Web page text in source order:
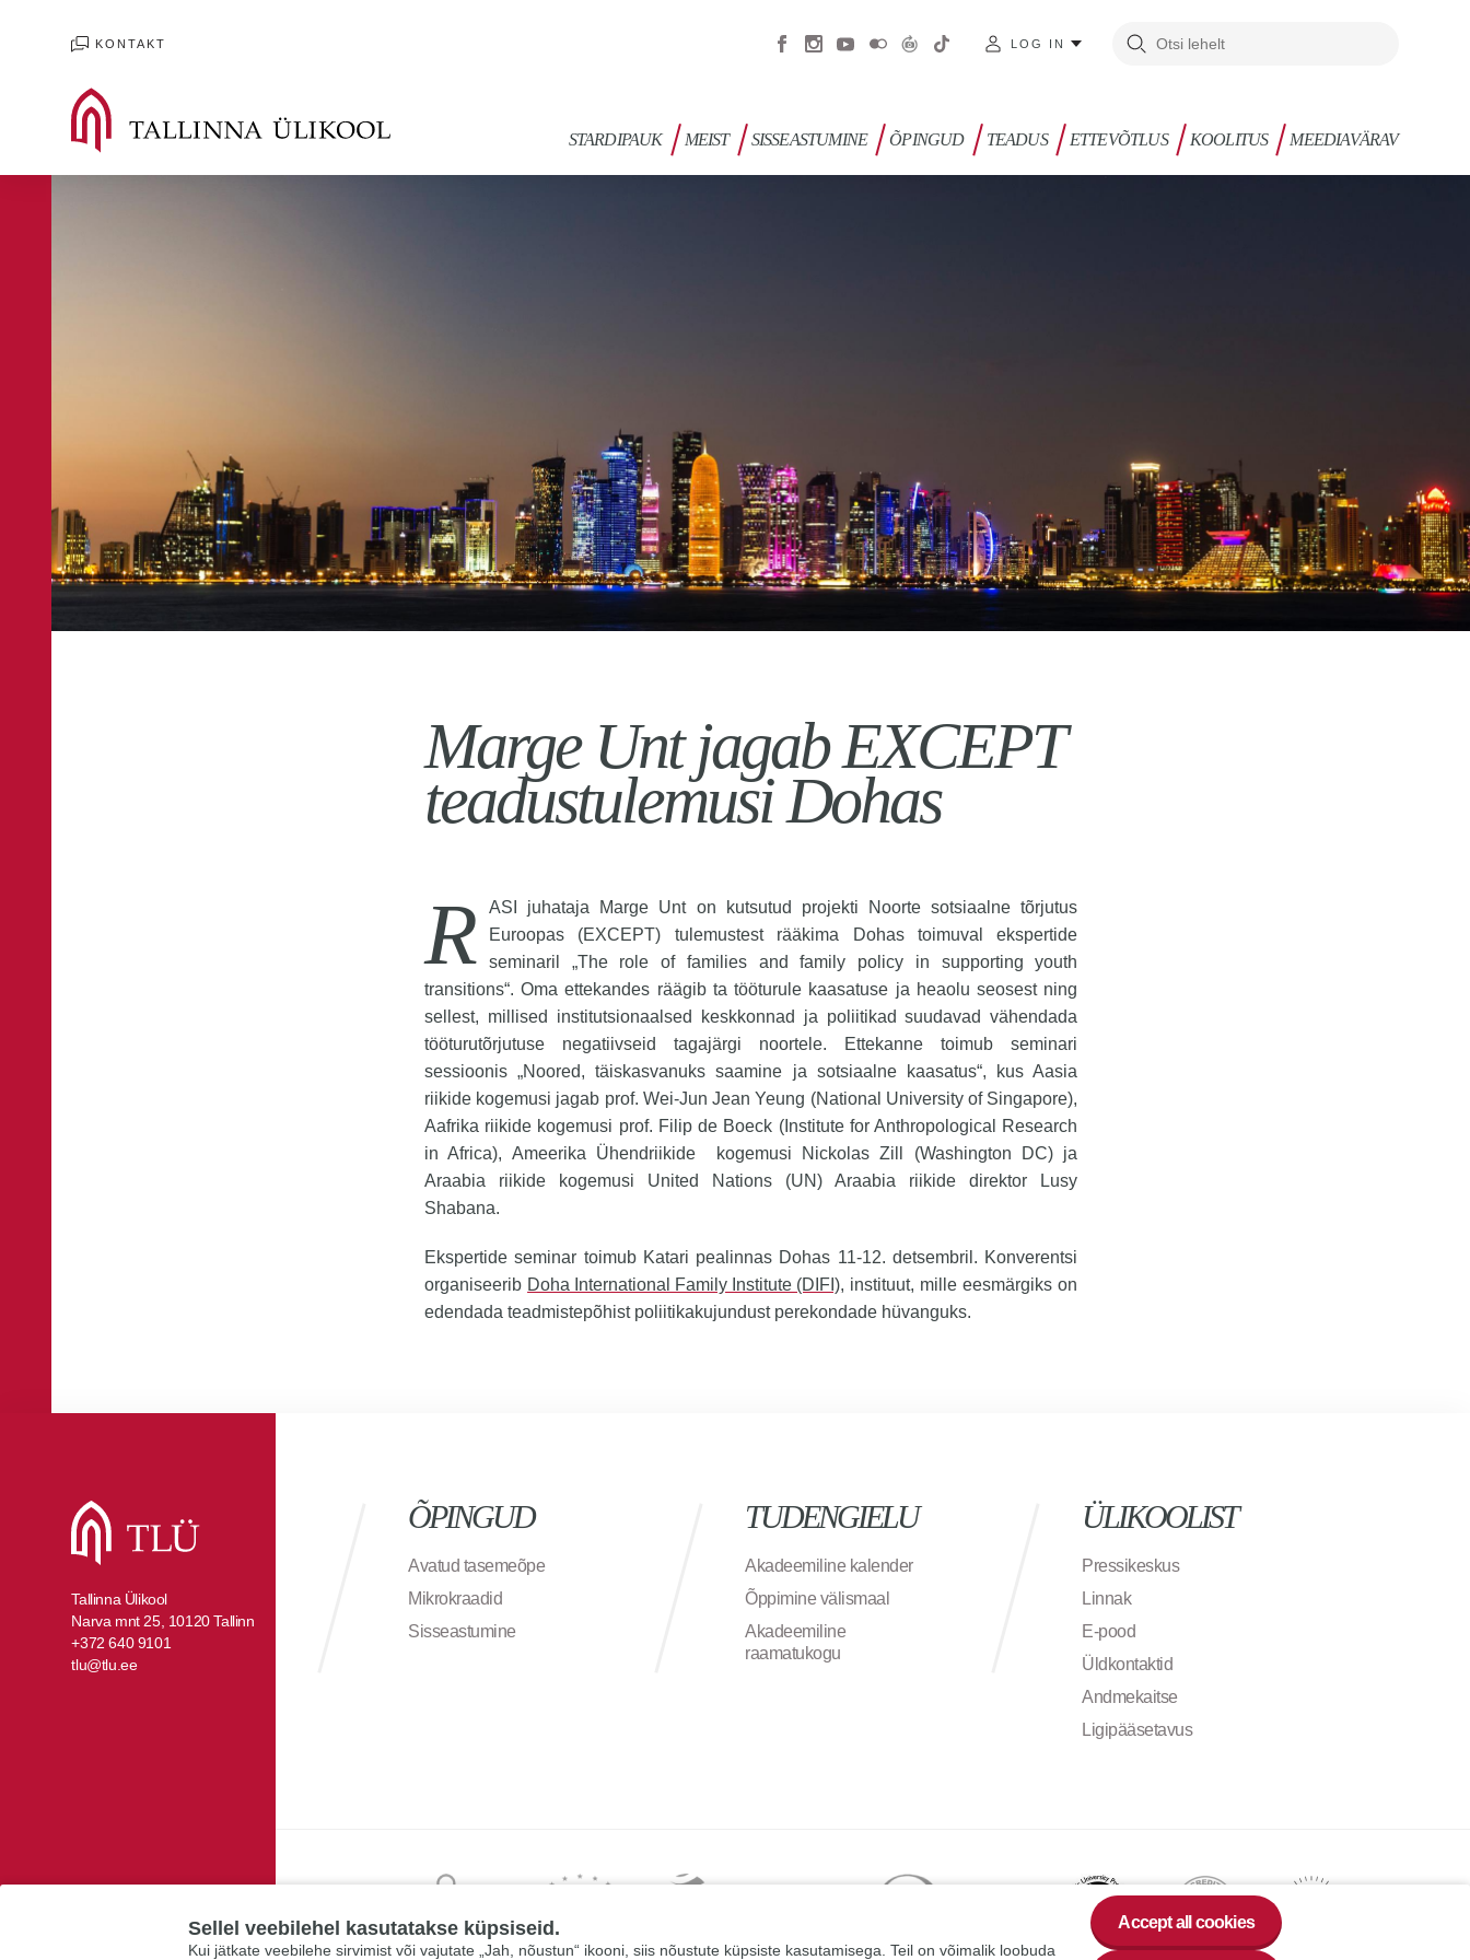
KONTAKT LOG IN
STARDIPAUK MEIST SISSEASTUMINE ÕPINGUD TEADUS ETTEVÕTLUS KOOLITUS MEEDIAVÄRAV
Marge Unt jagab EXCEPT
teadustulemusi Dohas
R
ASI juhataja Marge Unt on kutsutud projekti Noorte sotsiaalne tõrjutus
Euroopas (EXCEPT) tulemustest rääkima Dohas toimuval ekspertide
seminaril „The role of families and family policy in supporting youth
transitions“. Oma ettekandes räägib ta tööturule kaasatuse ja heaolu seosest ning
sellest, millised institutsionaalsed keskkonnad ja poliitikad suudavad vähendada
tööturutõrjutuse negatiivseid tagajärgi noortele. Ettekanne toimub seminari
sessioonis „Noored, täiskasvanuks saamine ja sotsiaalne kaasatus“, kus Aasia
riikide kogemusi jagab prof. Wei-Jun Jean Yeung (National University of Singapore),
Aafrika riikide kogemusi prof. Filip de Boeck (Institute for Anthropological Research
in Africa), Ameerika Ühendriikide kogemusi Nickolas Zill (Washington DC) ja
Araabia riikide kogemusi United Nations (UN) Araabia riikide direktor Lusy
Shabana.
Ekspertide seminar toimub Katari pealinnas Dohas 11-12. detsembril. Konverentsi
organiseerib Doha International Family Institute (DIFI), instituut, mille eesmärgiks on
edendada teadmistepõhist poliitikakujundust perekondade hüvanguks.
Tallinna Ülikool
Narva mnt 25, 10120 Tallinn
+372 640 9101
tlu@tlu.ee
ÕPINGUD
Avatud tasemeõpe
Mikrokraadid
Sisseastumine
TUDENGIELU
Akadeemiline kalender
Õppimine välismaal
Akadeemiline
raamatukogu
ÜLIKOOLIST
Pressikeskus
Linnak
E-pood
Üldkontaktid
Andmekaitse
Ligipääsetavus
Sellel veebilehel kasutatakse küpsiseid.
Kui jätkate veebilehe sirvimist või vajutate „Jah, nõustun“ ikooni, siis nõustute küpsiste kasutamisega. Teil on võimalik loobuda
Accept all cookies